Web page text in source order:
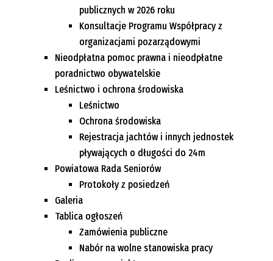
publicznych w 2026 roku
Konsultacje Programu Współpracy z
organizacjami pozarządowymi
Nieodpłatna pomoc prawna i nieodpłatne
poradnictwo obywatelskie
Leśnictwo i ochrona środowiska
Leśnictwo
Ochrona środowiska
Rejestracja jachtów i innych jednostek
pływających o długości do 24m
Powiatowa Rada Seniorów
Protokoły z posiedzeń
Galeria
Tablica ogłoszeń
Zamówienia publiczne
Nabór na wolne stanowiska pracy